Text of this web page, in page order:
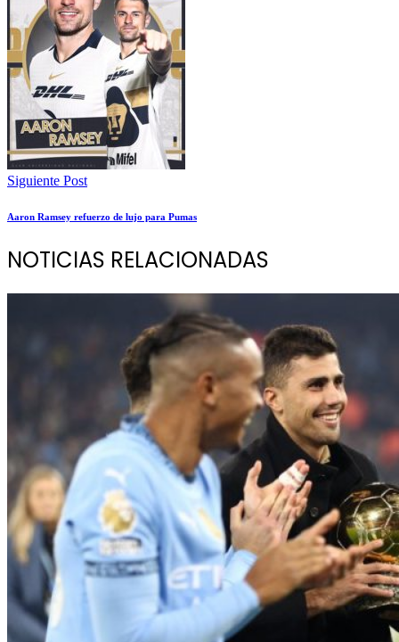
Siguiente Post
Aaron Ramsey refuerzo de lujo para Pumas
NOTICIAS RELACIONADAS